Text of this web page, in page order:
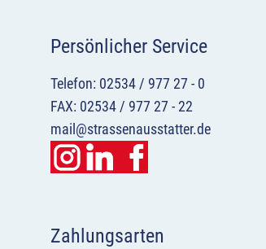
Persönlicher Service
Telefon: 02534 / 977 27 - 0
FAX: 02534 / 977 27 - 22
mail@strassenausstatter.de
Zahlungsarten